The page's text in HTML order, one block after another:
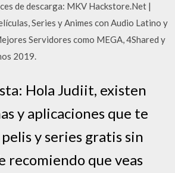
de descarga: MKV Hackstore.Net |
Series y Animes con Audio Latino y
Servidores como MEGA, 4Shared y
2019.
Hola Judiit, existen
y aplicaciones que te
y series gratis sin
recomiendo que veas